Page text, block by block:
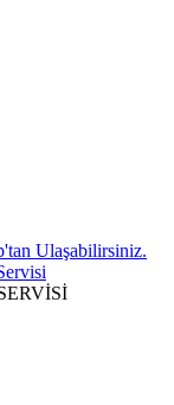
Ulaşabilirsiniz.